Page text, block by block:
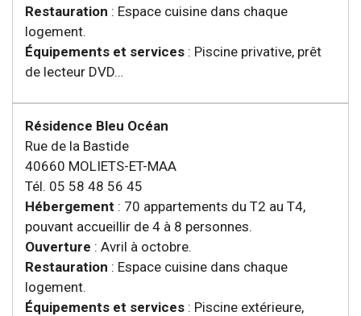
Restauration : Espace cuisine dans chaque
logement.
Équipements et services : Piscine privative, prêt
de lecteur DVD…
Résidence Bleu Océan
Rue de la Bastide
40660 MOLIETS-ET-MAA
Tél. 05 58 48 56 45
Hébergement : 70 appartements du T2 au T4,
pouvant accueillir de 4 à 8 personnes.
Ouverture : Avril à octobre.
Restauration : Espace cuisine dans chaque
logement.
Équipements et services : Piscine extérieure,